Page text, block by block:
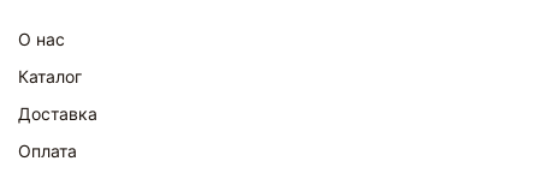
О нас
Каталог
Доставка
Оплата